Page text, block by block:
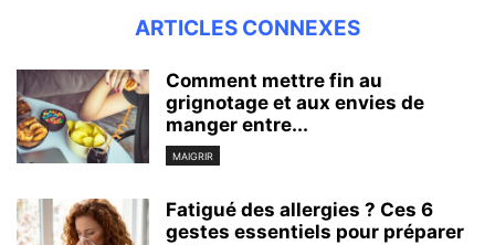
ARTICLES CONNEXES
Comment mettre fin au
grignotage et aux envies de
manger entre...
MAIGRIR
Fatigué des allergies ? Ces 6
gestes essentiels pour préparer